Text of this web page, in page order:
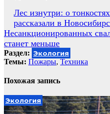
Навигация
по
записям
Лес изнутри: о
рассказали в
Несанкционированных
станет меньше
Раздел: Экология
Темы: Пожары, Техника
Похожая запись
Экология